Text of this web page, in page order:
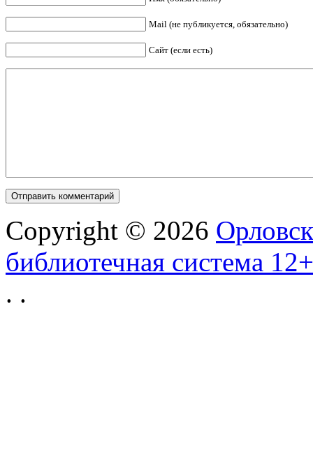
Mail (не публикуется, обязательно)
Сайт (если есть)
Copyright © 2026
библиотечная система 12+
. .